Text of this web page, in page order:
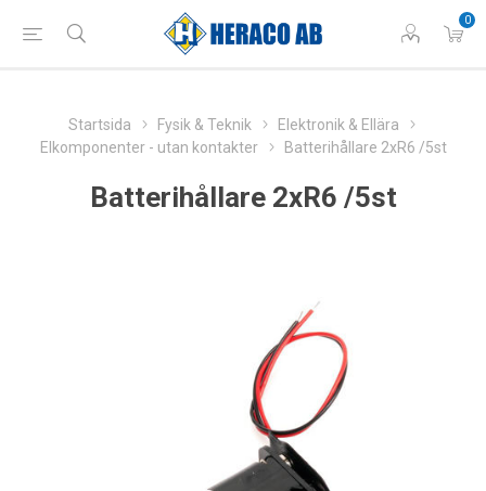
0
Startsida Fysik & Teknik
Elektronik & Ellära
Elkomponenter - utan kontakter
Batterihållare 2xR6 /5st
Batterihållare 2xR6 /5st